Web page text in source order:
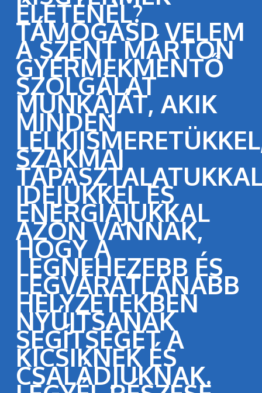
ÉLETÉNÉL?
TÁMOGASD VELEM
A SZENT MÁRTON
GYERMEKMENTŐ
SZOLGÁLAT
MUNKÁJÁT, AKIK
MINDEN
SZAKMAI
IDEJÜKKEL ÉS
ENERGIÁJUKKAL
AZON VANNAK,
HOGY A
LEGNEHEZEBB ÉS
LEGVÁRATLANABB
HELYZETEKBEN
NYÚJTSANAK
SEGÍTSÉGET A
KICSIKNEK ÉS
CSALÁDJUKNAK.